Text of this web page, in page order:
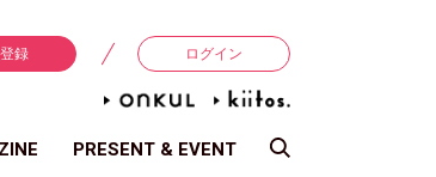
録 ログイン
PRESENT & EVENT